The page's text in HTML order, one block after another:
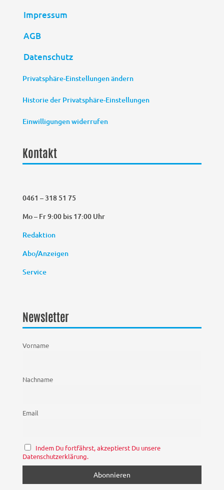
Impressum
AGB
Datenschutz
Privatsphäre-Einstellungen ändern
Historie der Privatsphäre-Einstellungen
Einwilligungen widerrufen
Kontakt
0461 – 318 51 75
Mo – Fr 9:00 bis 17:00 Uhr
Redaktion
Abo/Anzeigen
Service
Newsletter
Vorname
Nachname
Email
Indem Du fortfährst, akzeptierst Du unsere
Datenschutzerklärung.